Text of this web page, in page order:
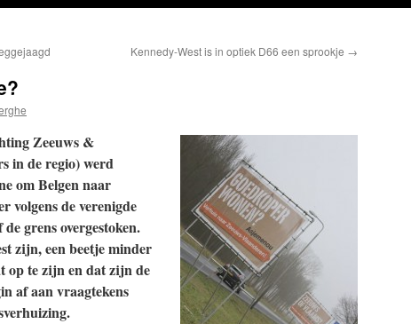
Kennedy-West is in optiek D66 een sprookje →
Zeeuws &
in de regio) werd
om Belgen naar
volgens de verenigde
grens overgestoken.
zijn, een beetje minder
op te zijn en dat zijn de
af aan vraagtekens